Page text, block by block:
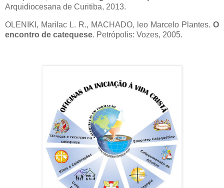
Arquidiocesana de Curitiba, 2013.
OLENIKI, Marilac L. R., MACHADO, leo Marcelo Plantes. O
encontro de catequese. Petrópolis: Vozes, 2005.